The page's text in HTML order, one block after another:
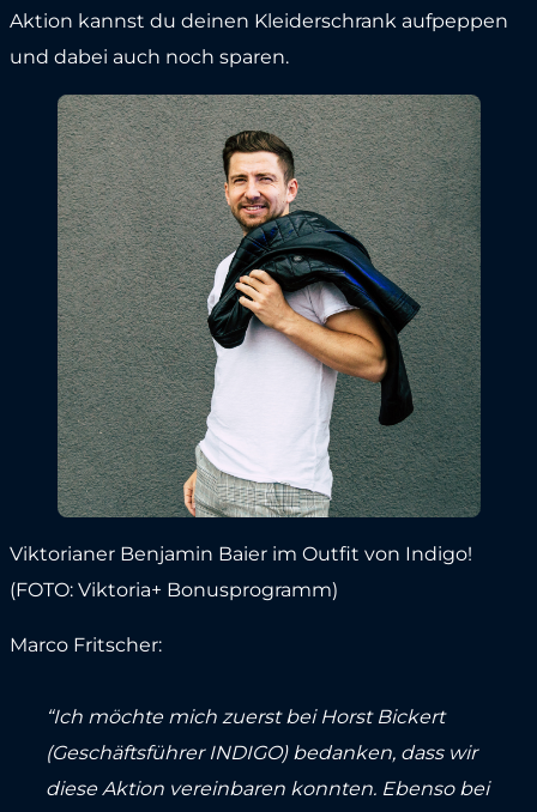
Aktion kannst du deinen Kleiderschrank aufpeppen
und dabei auch noch sparen.
Viktorianer Benjamin Baier im Outfit von Indigo!
(FOTO: Viktoria+ Bonusprogramm)
Marco Fritscher:
“Ich möchte mich zuerst bei Horst Bickert
(Geschäftsführer INDIGO) bedanken, dass wir
diese Aktion vereinbaren konnten. Ebenso bei